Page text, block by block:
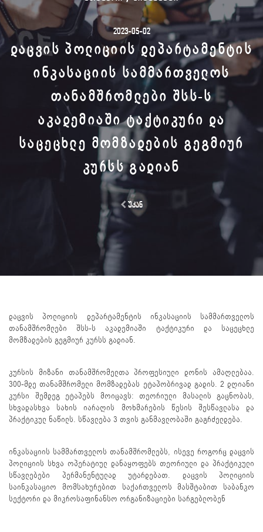
2023-05-02
ᲓᲐᲪᲕᲘᲡ ᲞᲝᲚᲘᲪᲘᲘᲡ ᲓᲔᲞᲐᲠᲢᲐᲛᲔᲜᲢᲘᲡ
ᲘᲜᲙᲐᲡᲐᲪᲘᲘᲡ ᲡᲐᲛᲛᲐᲠᲗᲕᲔᲚᲝᲡ
ᲗᲐᲜᲐᲛᲨᲠᲝᲛᲚᲔᲑᲘ ᲨᲡᲡ-Ს
ᲐᲙᲐᲓᲔᲛᲘᲐᲨᲘ ᲢᲐᲥᲢᲘᲙᲣᲠᲘ ᲓᲐ
ᲡᲐᲪᲔᲪᲮᲚᲔ ᲛᲝᲛᲖᲐᲓᲔᲑᲘᲡ ᲒᲔᲒᲛᲘᲣᲠ
ᲙᲣᲠᲡᲡ ᲒᲐᲓᲘᲐᲜ
უკან
დაცვის პოლიციის დეპარტამენტის ინკასაციის სამმართველოს
თანამშრომლები შსს-ს აკადემიაში ტაქტიკური და საცეცხლე
მომზადების გეგმიურ კურსს გადიან.
კურსის მიზანი თანამშრომელთა პროფესიული დონის ამაღლებაა.
300-მდე თანამშრომელი მომზადებას ეტაპობრივად გადის. 2 დღიანი
კურსი შემდეგ ეტაპებს მოიცავს: თეორიული მასალის გაცნობას,
სხვადასხვა სახის იარაღის მოხმარების წესის შესწავლასა და
პრაქტიკულ ნაწილს. სწავლება 3 თვის განმავლობაში გაგრძელდება.
ინკასაციის სამმართველოს თანამშრომლებს, ისევე როგორც დაცვის
პოლიციის სხვა ოპერატიულ დანაყოფებს თეორიული და პრაქტიკული
სწავლებები პერმანენტულად უტარდებათ. დაცვის პოლიციის
საინკასაციო მომსახურებით საქართველოს მასშტაბით საბანკო
სექტორი და მიკროსაფინანსო ორგანიზაციები სარგებლობენ